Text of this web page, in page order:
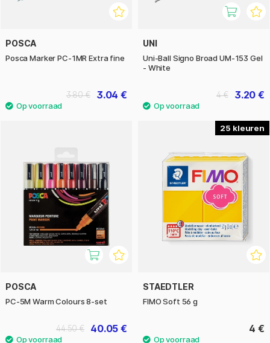
POSCA
Posca Marker PC-1MR Extra fine
3.04 €
3.80 €
UNI
Uni-Ball Signo Broad UM-153 Gel
- White
3.20 €
4 €
POSCA
PC-5M Warm Colours 8-set
40.05 €
44.50 €
25
STAEDTLER
FIMO Soft 56 g
4 €